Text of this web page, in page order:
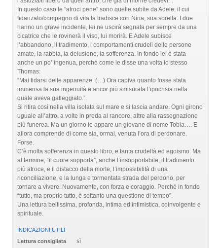
In questo caso le “atroci pene” sono quelle subite da Adele, il cui
fidanzato/compagno di vita la tradisce con Nina, sua sorella. I due
hanno un grave incidente, lei ne uscirà segnata per sempre da una
cicatrice che le rovinerà il viso, lui morirà. E Adele subisce
l’abbandono, il tradimento, i comportamenti crudeli delle persone
amate, la rabbia, la delusione, la sofferenza. In fondo lei è stata
anche un po’ ingenua, perché come le disse una volta lo stesso
Thomas:
“Mai fidarsi delle apparenze. (…) Ora capiva quanto fosse stata
immensa la sua ingenuità e ancor più smisurata l’ipocrisia nella
quale aveva galleggiato.”.
Si ritira così nella villa isolata sul mare e si lascia andare. Ogni girono
uguale all’altro, a volte in preda al rancore, altre alla rassegnazione
più funerea. Ma un giorno le appare un giovane di nome Tobia…. E
allora comprende di come sia, ormai, venuta l’ora di perdonare.
Forse.
C’è molta sofferenza in questo libro, e tanta crudeltà ed egoismo. Ma
al termine, “il cuore sopporta”, anche l’insopportabile, il tradimento
più atroce, e il distacco della morte, l’impossibilità di una
riconciliazione, e la lunga e tormentata strada del perdono, per
tornare a vivere. Nuovamente, con forza e coraggio. Perché in fondo
“tutto, ma proprio tutto, è soltanto una questione di tempo”.
Una lettura bellissima, profonda, intima ed intimistica, coinvolgente e
spirituale.
INDICAZIONI UTILI
Lettura consigliata
sì